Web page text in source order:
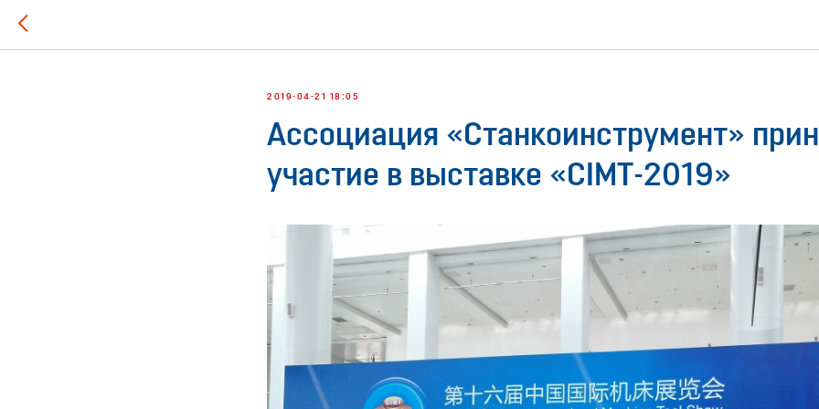
2019-04-21 18:05
Ассоциация «Станкоинструмент»
участие в выставке «CIMT-2019»